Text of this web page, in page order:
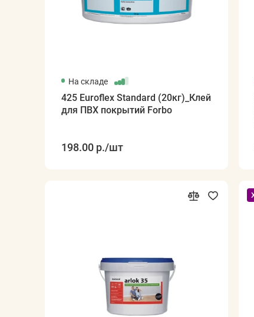
На складе
425 Euroflex Standard (20кг)_Клей
для ПВХ покрытий Forbo
198.00 р./шт